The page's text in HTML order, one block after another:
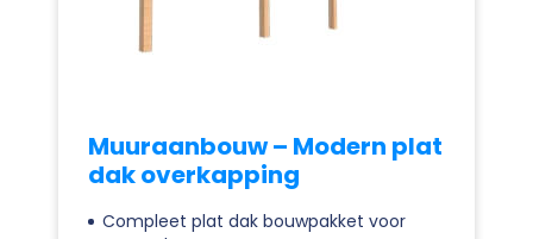
Muuraanbouw – Modern plat
dak overkapping
Compleet plat dak bouwpakket voor